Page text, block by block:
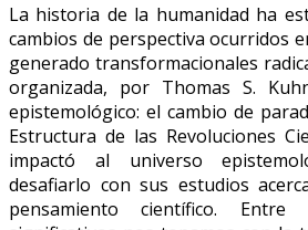
La historia de la humanidad ha
cambios de perspectiva ocurridos
generado transformacionales
organizada, por Thomas S.
epistemológico: el cambio de
Estructura de las Revoluciones
impactó al universo
desafiarlo con sus estudios
pensamiento científico.